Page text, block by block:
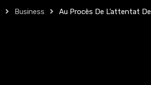
Business
Au Procès De L’attentat